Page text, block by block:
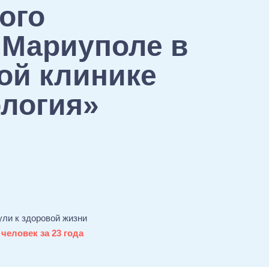
в
клинике
к здоровой жизни
за 23 года